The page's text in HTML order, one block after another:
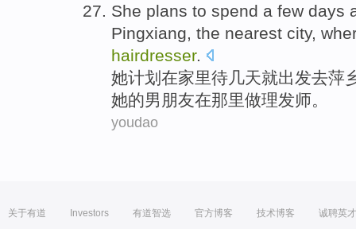
She plans to spend a few days
Pingxiang, the nearest city,
hairdresser.
她计划 在家里待几天就出发去萍
她的男朋友在那里做理发师。
youdao
关于有道 Investors 有道智选 官方博客 技术博客 诚聘英才